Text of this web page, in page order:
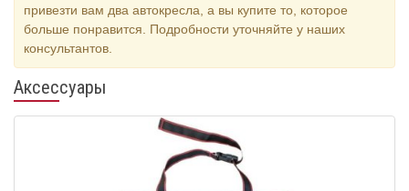
привезти вам два автокресла, а вы купите то, которое
больше понравится. Подробности уточняйте у наших
консультантов.
Аксессуары